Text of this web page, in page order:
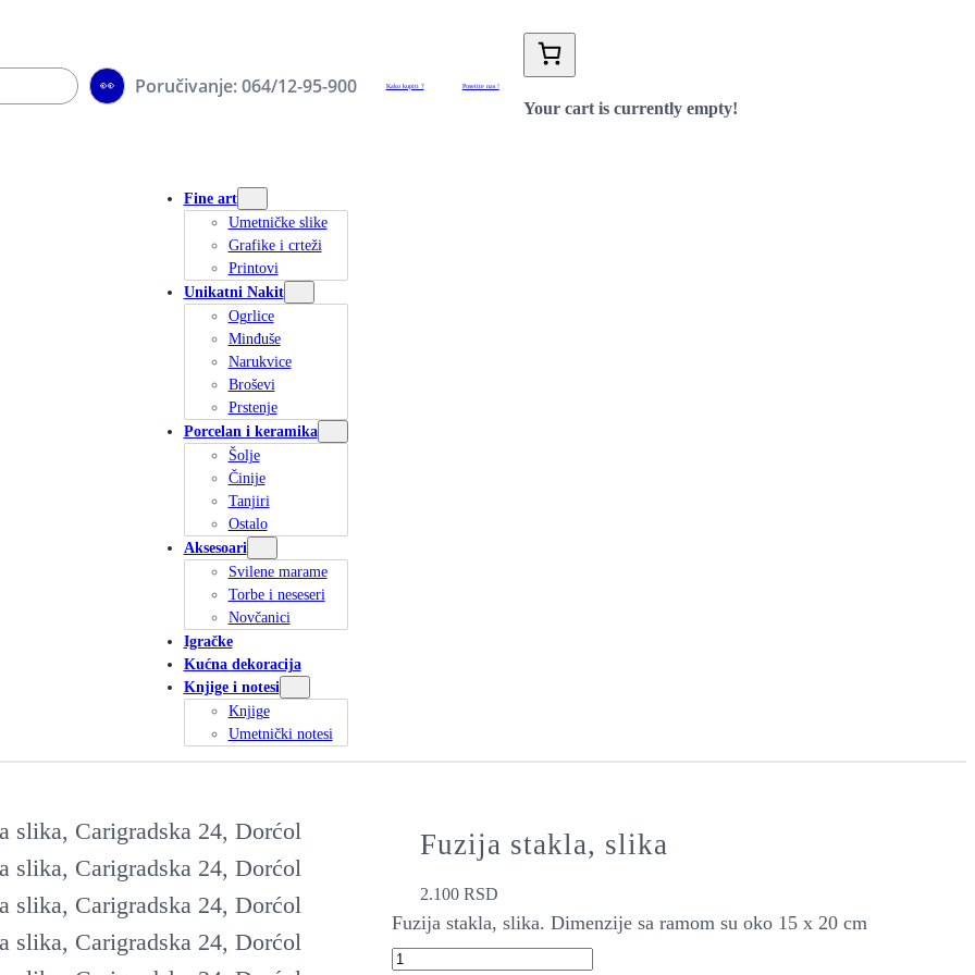
👀 Poručivanje: 064/12-95-900 Kako kupiti ? Posetite nas !
Your cart is currently empty!
Fine art
Umetničke slike
Grafike i crteži
Printovi
Unikatni Nakit
Ogrlice
Minđuše
Narukvice
Broševi
Prstenje
Porcelan i keramika
Šolje
Činije
Tanjiri
Ostalo
Aksesoari
Svilene marame
Torbe i neseseri
Novčanici
Igračke
Kućna dekoracija
Knjige i notesi
Knjige
Umetnički notesi
Fuzija stakla, slika
2.100RSD
Fuzija stakla, slika. Dimenzije sa ramom su oko 15 x 20 cm
F